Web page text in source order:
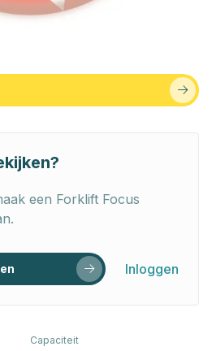
een Forklift Focus
Inloggen
Capaciteit